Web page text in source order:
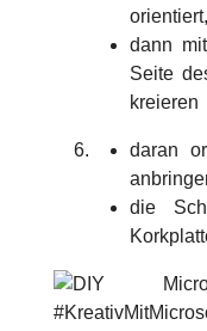
dann
Seite
kreieren
daran
die